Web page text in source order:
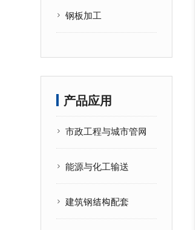
钢板加工
产品应用
市政工程与城市管网
能源与化工输送
建筑钢结构配套